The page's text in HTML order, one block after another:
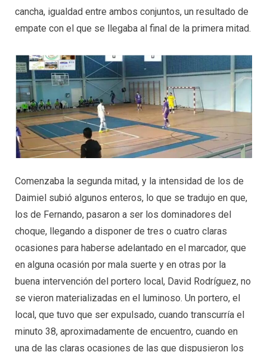
cancha, igualdad entre ambos conjuntos, un resultado de
empate con el que se llegaba al final de la primera mitad.
Comenzaba la segunda mitad, y la intensidad de los de
Daimiel subió algunos enteros, lo que se tradujo en que,
los de Fernando, pasaron a ser los dominadores del
choque, llegando a disponer de tres o cuatro claras
ocasiones para haberse adelantado en el marcador, que
en alguna ocasión por mala suerte y en otras por la
buena intervención del portero local, David Rodríguez, no
se vieron materializadas en el luminoso. Un portero, el
local, que tuvo que ser expulsado, cuando transcurría el
minuto 38, aproximadamente de encuentro, cuando en
una de las claras ocasiones de las que dispusieron los